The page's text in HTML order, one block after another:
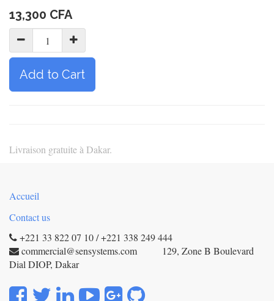
13,300 CFA
Add to Cart
Livraison gratuite à Dakar.
Accueil
Contact us
+221 33 822 07 10 / +221 338 249 444
commercial@sensystems.com 129, Zone B Boulevard
Dial DIOP, Dakar